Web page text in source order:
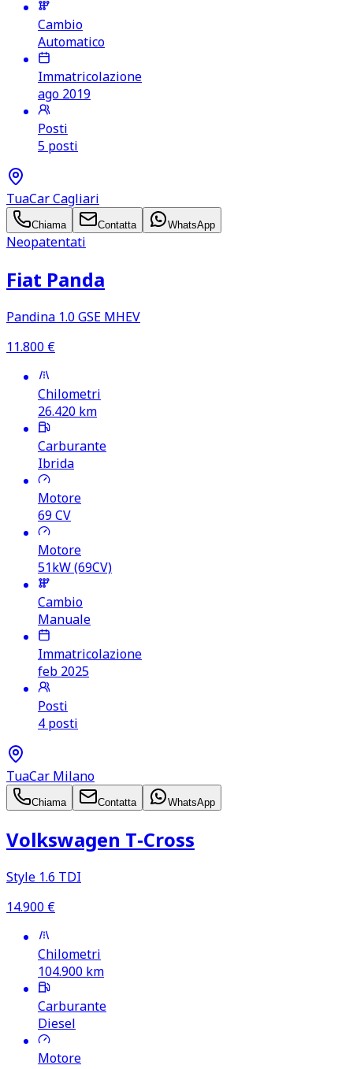
Cambio
Automatico
Immatricolazione
ago 2019
Posti
5 posti
TuaCar Cagliari
Chiama Contatta WhatsApp
Neopatentati
Fiat Panda
Pandina 1.0 GSE MHEV
11.800 €
Chilometri
26.420 km
Carburante
Ibrida
Motore
69CV
Motore
51kW (69CV)
Cambio
Manuale
Immatricolazione
feb 2025
Posti
4 posti
TuaCar Milano
Chiama Contatta WhatsApp
Volkswagen T‑Cross
Style 1.6 TDI
14.900 €
Chilometri
104.900 km
Carburante
Diesel
Motore